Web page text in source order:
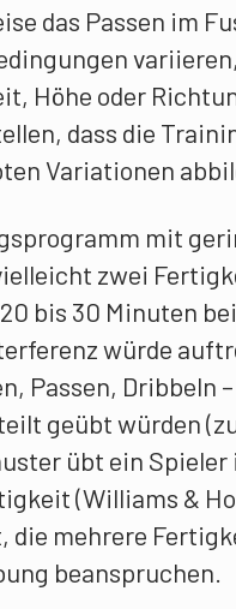
das Passen im
Höhe oder
dass die
Variationen
mit
zwei
bis 30 Minuten
würde
Passen,
geübt würden
übt ein Spieler
(Williams &
die mehrere
beanspruchen.